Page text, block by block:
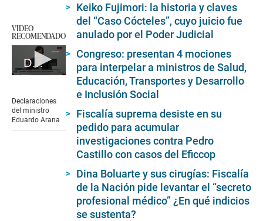
VIDEO
RECOMENDADO
Declaraciones del ministro Eduardo Arana
of
3
minutes,
Declaraciones
del ministro
Eduardo Arana
Keiko Fujimori: la historia y claves
del “Caso Cócteles”, cuyo juicio fue
anulado por el Poder Judicial
Congreso: presentan 4 mociones
para interpelar a ministros de Salud,
Educación, Transportes y Desarrollo
e Inclusión Social
Fiscalía suprema desiste en su
pedido para acumular
investigaciones contra Pedro
Castillo con casos del Eficcop
Dina Boluarte y sus cirugías: Fiscalía
de la Nación pide levantar el “secreto
profesional médico” ¿En qué indicios
se sustenta?